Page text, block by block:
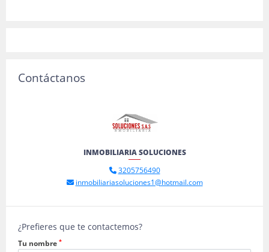
Contáctanos
INMOBILIARIA SOLUCIONES
3205756490
inmobiliariasoluciones1@hotmail.com
¿Prefieres que te contactemos?
Tu nombre *